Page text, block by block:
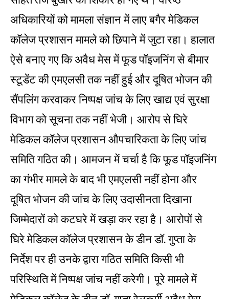
अधिकारियों को मामला संज्ञान में लाए बगैर मेडिकल
कॉलेज प्रशासन मामले को छिपाने में जुटा रहा। हालात
ऐसे बनाए गए कि अवैध मेस में फूड पॉइजनिंग से बीमार
स्टूडेंट की एमएलसी तक नहीं हुई और दूषित भोजन की
सैंपलिंग करवाकर निष्पक्ष जांच के लिए खाद्य एवं सुरक्षा
विभाग को सूचना तक नहीं भेजी। आरोप से घिरे
मेडिकल कॉलेज प्रशासन औपचारिकता के लिए जांच
समिति गठित की। आमजन में चर्चा है कि फूड पॉइजनिंग
का गंभीर मामले के बाद भी एमएलसी नहीं होना और
दूषित भोजन की जांच के लिए उदासीनता दिखाना
जिम्मेदारों को कटघरे में खड़ा कर रहा है। आरोपों से
घिरे मेडिकल कॉलेज प्रशासन के डीन डॉ. गुप्ता के
निर्देश पर ही उनके द्वारा गठित समिति किसी भी
परिस्थिति में निष्पक्ष जांच नहीं करेगी। पूरे मामले में